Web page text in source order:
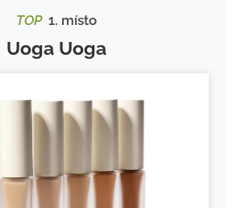
TOP1. místo
Uoga Uoga